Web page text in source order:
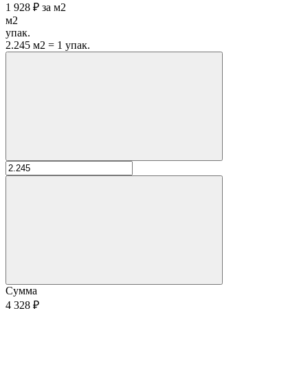
1 928 ₽ за м2
м2
упак.
2.245 м2 = 1 упак.
Сумма
4 328 ₽